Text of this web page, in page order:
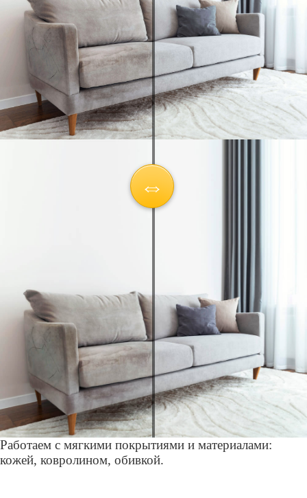
Работаем с мягкими покрытиями и материалами:
кожей, ковролином, обивкой.